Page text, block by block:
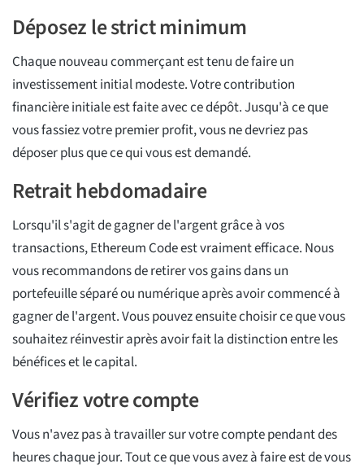
Déposez le strict minimum
Chaque nouveau commerçant est tenu de faire un
investissement initial modeste. Votre contribution
financière initiale est faite avec ce dépôt. Jusqu'à ce que
vous fassiez votre premier profit, vous ne devriez pas
déposer plus que ce qui vous est demandé.
Retrait hebdomadaire
Lorsqu'il s'agit de gagner de l'argent grâce à vos
transactions, Ethereum Code est vraiment efficace. Nous
vous recommandons de retirer vos gains dans un
portefeuille séparé ou numérique après avoir commencé à
gagner de l'argent. Vous pouvez ensuite choisir ce que vous
souhaitez réinvestir après avoir fait la distinction entre les
bénéfices et le capital.
Vérifiez votre compte
Vous n'avez pas à travailler sur votre compte pendant des
heures chaque jour. Tout ce que vous avez à faire est de vous